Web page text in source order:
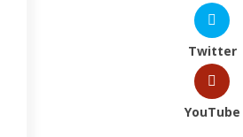
Twitter
YouTube